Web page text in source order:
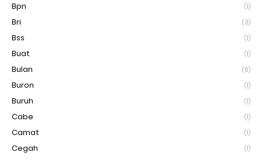
Bpn (1)
Bri (3)
Bss (1)
Buat (1)
Bulan (6)
Buron (1)
Buruh (1)
Cabe (1)
Camat (1)
Cegah (1)